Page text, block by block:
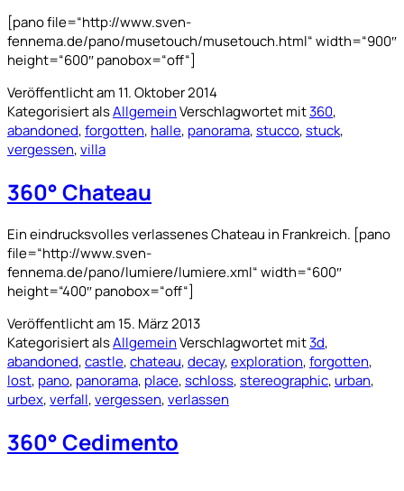
[pano file=“http://www.sven-
fennema.de/pano/musetouch/musetouch.html“ width=“900″
height=“600″ panobox=“off“]
Veröffentlicht am 11. Oktober 2014
Kategorisiert alsAllgemeinVerschlagwortet mit360,
abandoned,forgotten, halle, panorama,stucco,stuck,
vergessen,villa
360° Chateau
Ein eindrucksvolles verlassenes Chateau in Frankreich. [pano
file=“http://www.sven-
fennema.de/pano/lumiere/lumiere.xml“ width=“600″
height=“400″ panobox=“off“]
Veröffentlicht am 15. März 2013
Kategorisiert alsAllgemeinVerschlagwortet mit3d,
abandoned,castle,chateau,decay,exploration,forgotten,
lost, pano, panorama, place,schloss,stereographic,urban,
urbex,verfall,vergessen,verlassen
360° Cedimento